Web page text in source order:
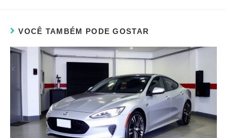
VOCÊ TAMBÉM PODE GOSTAR